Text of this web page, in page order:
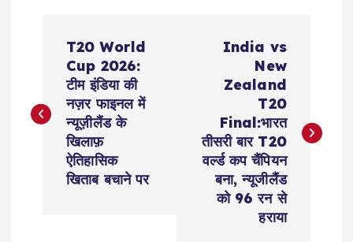
s
T20 World
Cup 2026:
टीम इंडिया की
नज़र फाइनल में
न्यूज़ीलैंड के
खिलाफ़
ऐतिहासिक
खिताब बचाने पर
India vs
New
Zealand
T20
Final:भारत
तीसरी बार T20
वर्ल्ड कप चैंपियन
बना, न्यूजीलैंड
को 96 रन से
हराया